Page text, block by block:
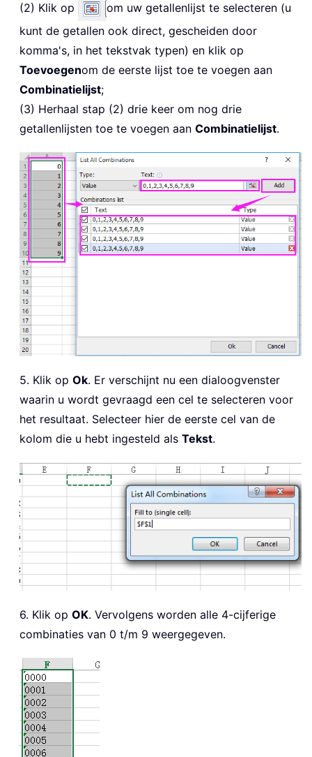
(2) Klik op
om uw getallenlijst te selecteren (u
kunt de getallen ook direct, gescheiden door
komma's, in het tekstvak typen) en klik op
Toevoegenom de eerste lijst toe te voegen aan
Combinatielijst;
(3) Herhaal stap (2) drie keer om nog drie
getallenlijsten toe te voegen aan Combinatielijst.
5. Klik op Ok. Er verschijnt nu een dialoogvenster
waarin u wordt gevraagd een cel te selecteren voor
het resultaat. Selecteer hier de eerste cel van de
kolom die u hebt ingesteld als Tekst.
6. Klik op OK. Vervolgens worden alle 4-cijferige
combinaties van 0 t/m 9 weergegeven.